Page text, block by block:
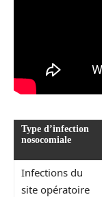
Type d’infection
nosocomiale
Infections du
site opératoire